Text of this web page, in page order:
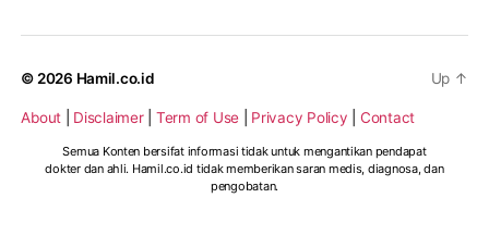
© 2026 Hamil.co.id
About Disclaimer| Term of Use Privacy Policy Contact
Up ↑
Semua Konten bersifat informasi tidak untuk mengantikan pendapat
dokter dan ahli. Hamil.co.id tidak memberikan saran medis, diagnosa, dan
pengobatan.